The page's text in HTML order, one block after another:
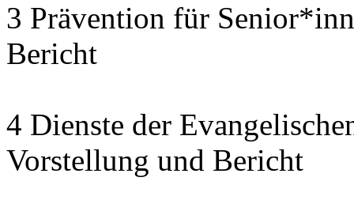
3 Prävention für
Bericht
4 Dienste der
Vorstellung und Bericht